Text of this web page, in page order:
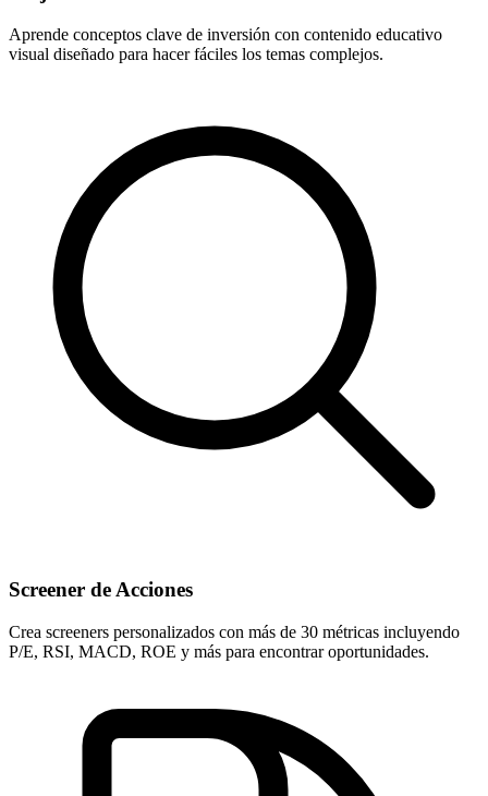
Aprende conceptos clave de inversión con contenido educativo
visual diseñado para hacer fáciles los temas complejos.
Screener de Acciones
Crea screeners personalizados con más de 30 métricas incluyendo
P/E, RSI, MACD, ROE y más para encontrar oportunidades.